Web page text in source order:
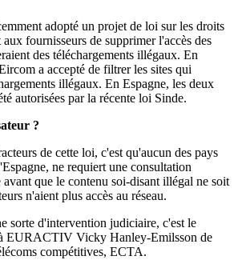
adopté un projet de loi sur les droits
fournisseurs de supprimer l'accès des
des téléchargements illégaux. En
a accepté de filtrer les sites qui
illégaux. En Espagne, les deux
autorisées par la récente loi Sinde.
?
de cette loi, c'est qu'aucun des pays
ne requiert une consultation
que le contenu soi-disant illégal ne soit
n'aient plus accès au réseau.
sorte d'intervention judiciaire, c'est le
EURACTIV Vicky Hanley-Emilsson de
compétitives, ECTA.